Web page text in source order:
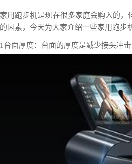
家用跑步机是现在很多家庭会购入的
的因素，今天为大家介绍一些家用跑步
1台面厚度：台面的厚度是减少接头冲